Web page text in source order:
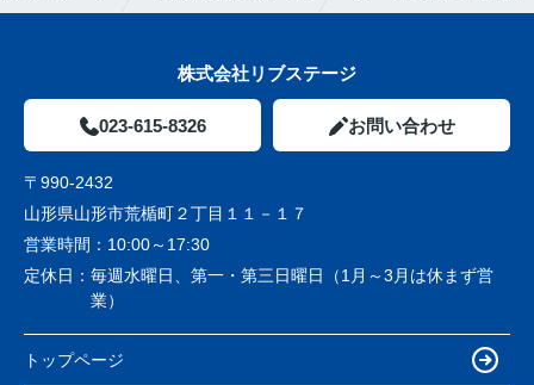
株式会社リブステージ
023-615-8326 お問い合わせ
〒990-2432
山形県山形市荒楯町２丁目１１－１７
営業時間： 10:00～17:30
定休日： 毎週水曜日、第一・第三日曜日（1月～3月は休まず営
業）
トップページ